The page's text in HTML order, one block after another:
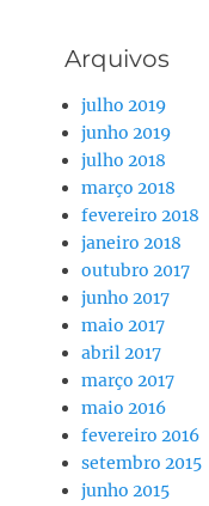
Arquivos
julho 2019
junho 2019
julho 2018
março 2018
fevereiro 2018
janeiro 2018
outubro 2017
junho 2017
maio 2017
abril 2017
março 2017
maio 2016
fevereiro 2016
setembro 2015
junho 2015